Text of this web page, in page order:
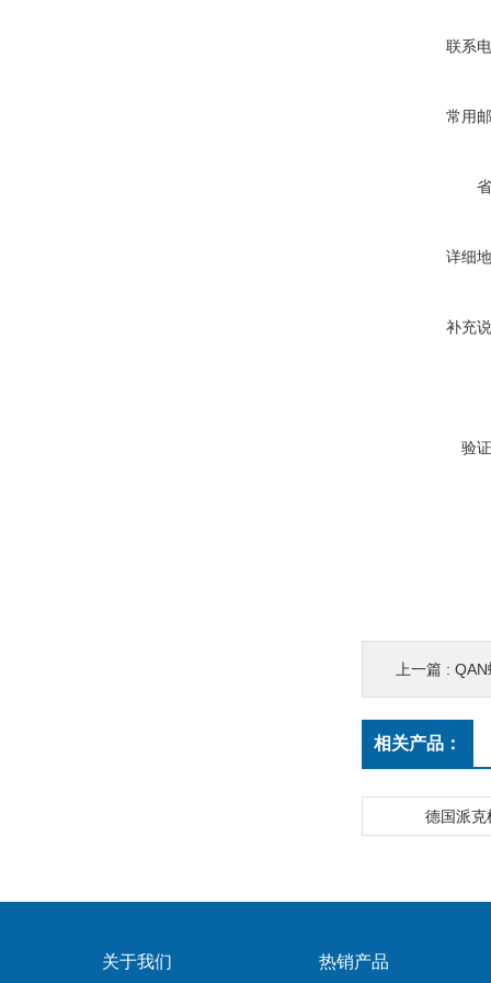
联系
常用
详细
补充
验
上一篇 :
相关产品：
德国派克
关于我们 热销产品